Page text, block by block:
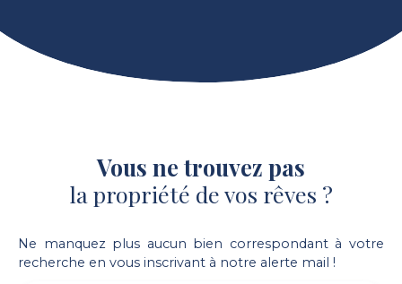
Vous ne trouvez pas
la propriété de vos rêves ?
Ne manquez plus aucun bien correspondant à votre
recherche en vous inscrivant à notre alerte mail !